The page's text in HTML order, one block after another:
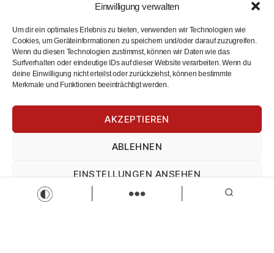
Einwilligung verwalten
Um dir ein optimales Erlebnis zu bieten, verwenden wir Technologien wie
Cookies, um Geräteinformationen zu speichern und/oder darauf zuzugreifen.
Wenn du diesen Technologien zustimmst, können wir Daten wie das
Surfverhalten oder eindeutige IDs auf dieser Website verarbeiten. Wenn du
deine Einwilligung nicht erteilst oder zurückziehst, können bestimmte
Merkmale und Funktionen beeinträchtigt werden.
AKZEPTIEREN
ABLEHNEN
EINSTELLUNGEN ANSEHEN
Impressum Impressum